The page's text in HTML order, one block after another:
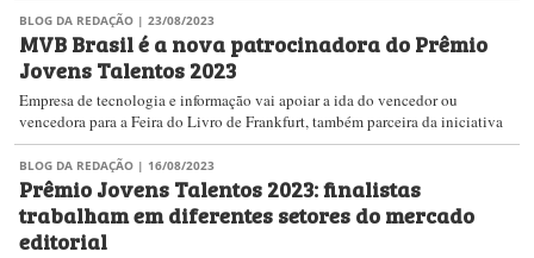
BLOG DA REDAÇÃO | 23/08/2023
MVB Brasil​ é a nova patrocinadora do Prêmio
Jovens Talentos 2023
Empresa de tecnologia e informação vai apoiar a ida do vencedor ou
vencedora para a Feira do Livro de Frankfurt, também parceira da iniciativa
BLOG DA REDAÇÃO | 16/08/2023
Prêmio Jovens Talentos 2023: finalistas
trabalham em diferentes setores do mercado
editorial